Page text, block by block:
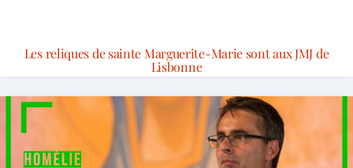
Les reliques de sainte Marguerite-Marie sont aux JMJ de
Lisbonne